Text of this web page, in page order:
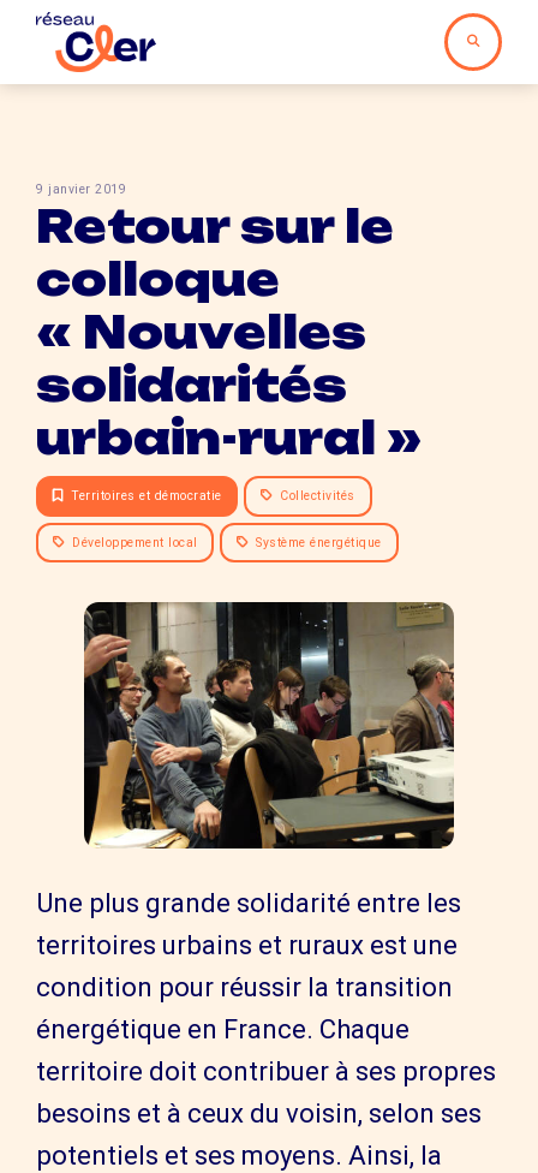
9 janvier 2019
Retour sur le
colloque
« Nouvelles
solidarités
urbain-rural »
Territoires et démocratie Collectivités
Développement local Système énergétique
Une plus grande solidarité entre les
territoires urbains et ruraux est une
condition pour réussir la transition
énergétique en France. Chaque
territoire doit contribuer à ses propres
besoins et à ceux du voisin, selon ses
potentiels et ses moyens. Ainsi, la